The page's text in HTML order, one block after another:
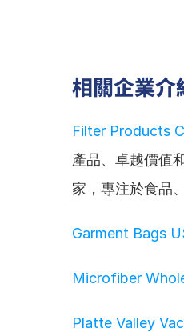
相關企業介
Filter Products
產品、卓越價值
家，專注於食品
Garment Bags
Microfiber
Platte Valley